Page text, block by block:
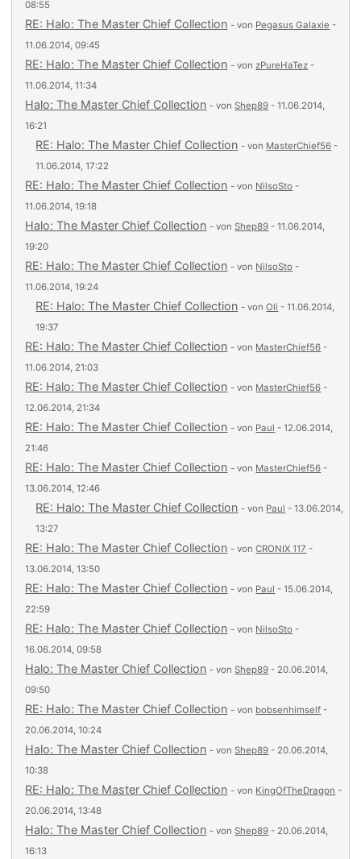
08:55
RE: Halo: The Master Chief Collection - von Pegasus Galaxie -
11.06.2014, 09:45
RE: Halo: The Master Chief Collection - vonzPureHaTez -
11.06.2014, 11:34
Halo: The Master Chief Collection - vonShep89 - 11.06.2014,
16:21
RE: Halo: The Master Chief Collection - von MasterChief56 -
11.06.2014, 17:22
RE: Halo: The Master Chief Collection - von NilsoSto -
11.06.2014, 19:18
Halo: The Master Chief Collection - vonShep89 - 11.06.2014,
19:20
RE: Halo: The Master Chief Collection - von NilsoSto -
11.06.2014, 19:24
RE: Halo: The Master Chief Collection - vonOli - 11.06.2014,
19:37
RE: Halo: The Master Chief Collection - von MasterChief56 -
11.06.2014, 21:03
RE: Halo: The Master Chief Collection - von MasterChief56 -
12.06.2014, 21:34
RE: Halo: The Master Chief Collection - von Paul - 12.06.2014,
21:46
RE: Halo: The Master Chief Collection - von MasterChief56 -
13.06.2014, 12:46
RE: Halo: The Master Chief Collection - von Paul - 13.06.2014,
13:27
RE: Halo: The Master Chief Collection - vonCRONIX 117 -
13.06.2014, 13:50
RE: Halo: The Master Chief Collection - von Paul - 15.06.2014,
22:59
RE: Halo: The Master Chief Collection - von NilsoSto -
16.06.2014, 09:58
Halo: The Master Chief Collection - vonShep89 - 20.06.2014,
09:50
RE: Halo: The Master Chief Collection - von bobsenhimself -
20.06.2014, 10:24
Halo: The Master Chief Collection - vonShep89 - 20.06.2014,
10:38
RE: Halo: The Master Chief Collection - von KingOfTheDragon -
20.06.2014, 13:48
Halo: The Master Chief Collection - vonShep89 - 20.06.2014,
16:13